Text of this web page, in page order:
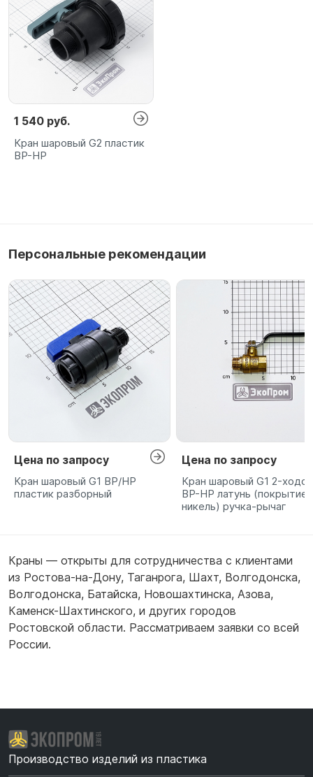
1 540 руб.
Кран шаровый G2 пластик
ВР-НР
Персональные рекомендации
Цена по запросу
Кран шаровый G1 ВР/НР
пластик разборный
Цена по запросу
Кран шаровый G1 2-
ВР-НР латунь (покрытие
никель) ручка-рычаг
Краны — открыты для сотрудничества с клиентами
из Ростова-на-Дону, Таганрога, Шахт, Волгодонска,
Волгодонска, Батайска, Новошахтинска, Азова,
Каменск-Шахтинского, и других городов
Ростовской области. Рассматриваем заявки со всей
России.
Производство изделий из пластика